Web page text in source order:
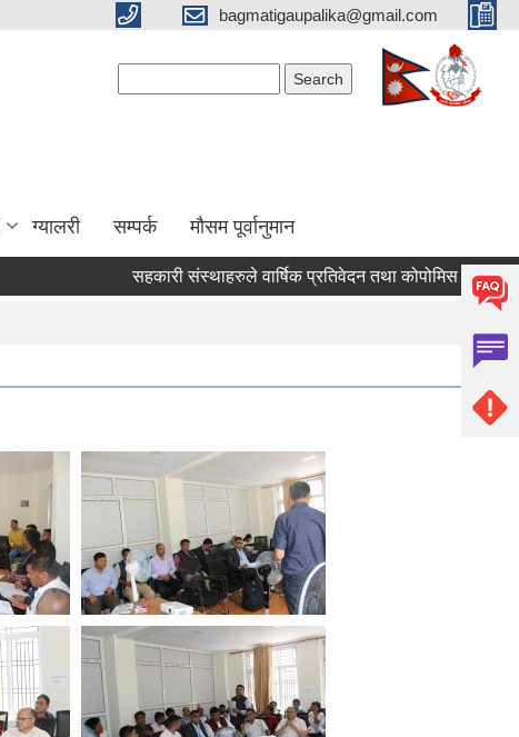
bagmatigaupalika@gmail.com
ग्यालरी सम्पर्क मौसम पूर्वानुमान
सहकारी संस्थाहरुले वार्षिक प्रतिवेदन तथा कोपोमिस प्रणालीमा